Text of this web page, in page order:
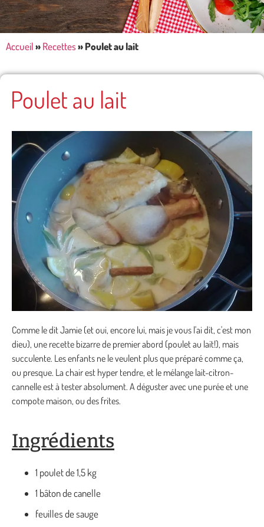
Accueil»Recettes»Poulet au lait
Poulet au lait
Comme le dit Jamie (et oui, encore lui, mais je vous l'ai dit, c'est mon
dieu), une recette bizarre de premier abord (poulet au lait!), mais
succulente. Les enfants ne le veulent plus que préparé comme ça,
ou presque. La chair est hyper tendre, et le mélange lait-citron-
cannelle est à tester absolument. A déguster avec une purée et une
compote maison, ou des frites.
Ingrédients
1 poulet de 1,5 kg
1 bâton de canelle
feuilles de sauge